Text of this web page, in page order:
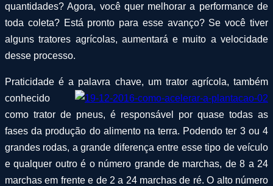
quantidades? Agora, você quer melhorar a performance de
toda coleta? Está pronto para esse avanço? Se você tiver
alguns tratores agrícolas, aumentará e muito a velocidade
desse processo.
Praticidade é a palavra chave, um trator agrícola, também
conhecido
como trator de pneus, é responsável por quase todas as
fases da produção do alimento na terra. Podendo ter 3 ou 4
grandes rodas, a grande diferença entre esse tipo de veículo
e qualquer outro é o número grande de marchas, de 8 a 24
marchas em frente e de 2 a 24 marchas de ré. O alto número